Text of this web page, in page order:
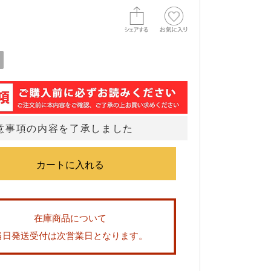
事項の内容を了承しました
在庫商品について
日発送受付は次営業日となります。